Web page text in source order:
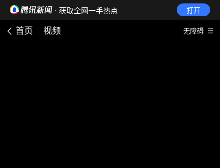
· 获取全网一手热点 打开
首页 视频 无障碍